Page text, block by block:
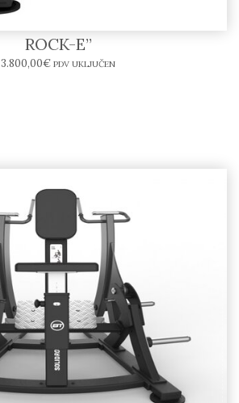
ROCK-E”
3.800,00€ PDV UKLJUČEN